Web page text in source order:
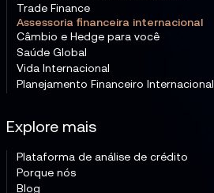
Trade Finance
Assessoria financeira internacional
Câmbio e Hedge para você
Saúde Global
Vida Internacional
Planejamento Financeiro Internacional
Explore mais
Plataforma de análise de crédito
Porque nós
Blog